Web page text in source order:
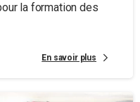
la formation des
En savoir plus